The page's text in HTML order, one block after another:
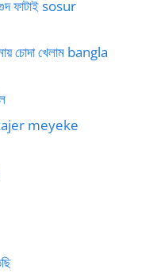
গুদ ফাটাই sosur
চোদা খেলাম bangla
kajer meyeke